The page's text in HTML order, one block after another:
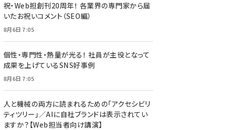
祝・Web担創刊20周年！ 各業界の専門家から届
いたお祝いコメント（SEO編）
8月6日 7:05
個性・専門性・熱量が光る！ 社員が主役となって
成果を上げているSNS好事例
8月6日 7:05
人と機械の両方に読まれるための「アクセシビリ
ティツリー」／AIに自社ブランドは表示されてい
ますか？【Web担当者向け講演】